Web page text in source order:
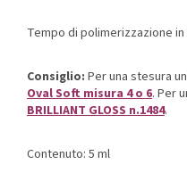
Tempo di polimerizzazione in
Consiglio: Per una stesura
Oval Soft misura 4 o 6. Per
BRILLIANT GLOSS n.1484.
Contenuto: 5 ml